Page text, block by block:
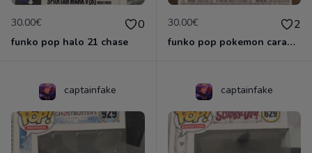
30.00€ 0
funko pop halo 21 chase
30.00€ 2
funko pop pokemon carapuce
captainfake captainfake